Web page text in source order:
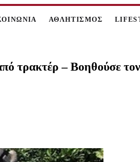
ΑΘΛΗΤΙΣΜΟΣ
τρακτέρ – Βοηθούσε